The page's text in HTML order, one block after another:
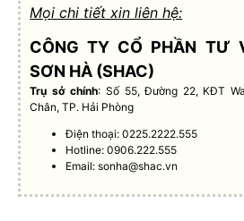
Mọi chi tiết xin liên hệ:
CÔNG TY CỔ PHẦN TƯ
SƠN HÀ (SHAC)
Trụ sở chính: Số 55, Đường 22, KĐT
Chân, TP. Hải Phòng
Điện thoại: 0225.2222.555
Hotline: 0906.222.555
Email:sonha@shac.vn